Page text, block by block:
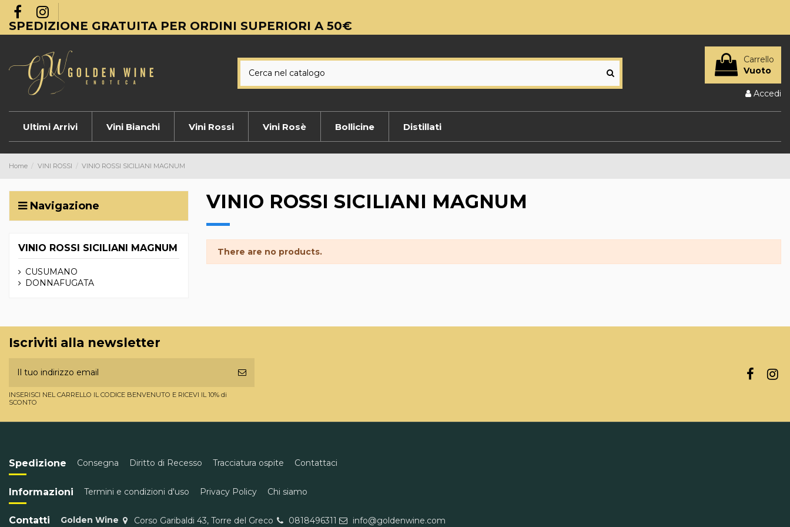
SPEDIZIONE GRATUITA PER ORDINI SUPERIORI A 50€
Carrello
Vuoto
Accedi
Ultimi Arrivi Vini Bianchi Vini Rossi Vini Rosè Bollicine Distillati
Home VINI ROSSI VINIO ROSSI SICILIANI MAGNUM
VINIO ROSSI SICILIANI MAGNUM
There are no products.
Navigazione
VINIO ROSSI SICILIANI MAGNUM
CUSUMANO
DONNAFUGATA
Iscriviti alla newsletter
INSERISCI NEL CARRELLO IL CODICE BENVENUTO E RICEVI IL 10% di
SCONTO
Spedizione Consegna Diritto di Recesso Tracciatura ospite Contattaci
Informazioni Termini e condizioni d'uso Privacy Policy Chi siamo
Contatti Golden Wine Corso Garibaldi 43, Torre del Greco 0818496311 info@goldenwine.com